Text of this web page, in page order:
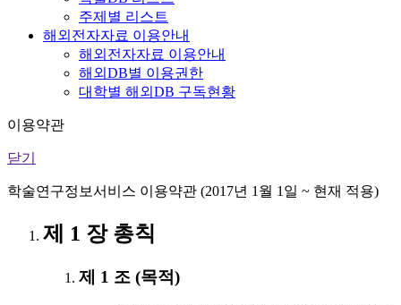
주제별 리스트
해외전자자료 이용안내
해외전자자료 이용안내
해외DB별 이용권한
대학별 해외DB 구독현황
이용약관
닫기
학술연구정보서비스 이용약관 (2017년 1월 1일 ~ 현재 적용)
제 1 장 총칙
제 1 조 (목적)